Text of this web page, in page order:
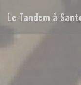
Le Tandem à